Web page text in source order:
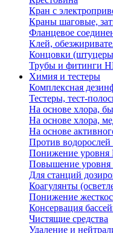
Кран с
Краны шаговые,
Фланцевое
Клей,
Концовки
Трубы и фитинги
Химия и тестеры
Комплексная
Тестеры, тест-
На основе хлора,
На основе хлора,
На основе
Против
Понижение уровня
Повышение
Для станций
Коагулянты
Понижение
Консервация
Чистящие средства
Удаление и